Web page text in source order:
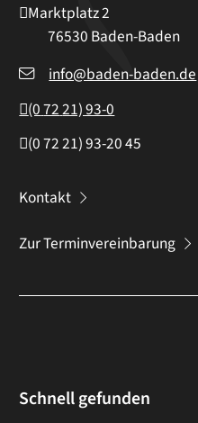
Marktplatz 2
76530 Baden-Baden
info@baden-baden.de
(07221) 93-0
(07221) 93-2045
Kontakt
Zur Terminvereinbarung
Schnell gefunden